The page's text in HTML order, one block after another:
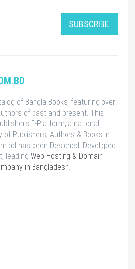
SUBSCRIBE
of Bangla Books, featuring over
of past and present. This
E-Platform, a national
of Publishers, Authors & Books in
has been Designed, Developed
leading Web Hosting & Domain
in Bangladesh